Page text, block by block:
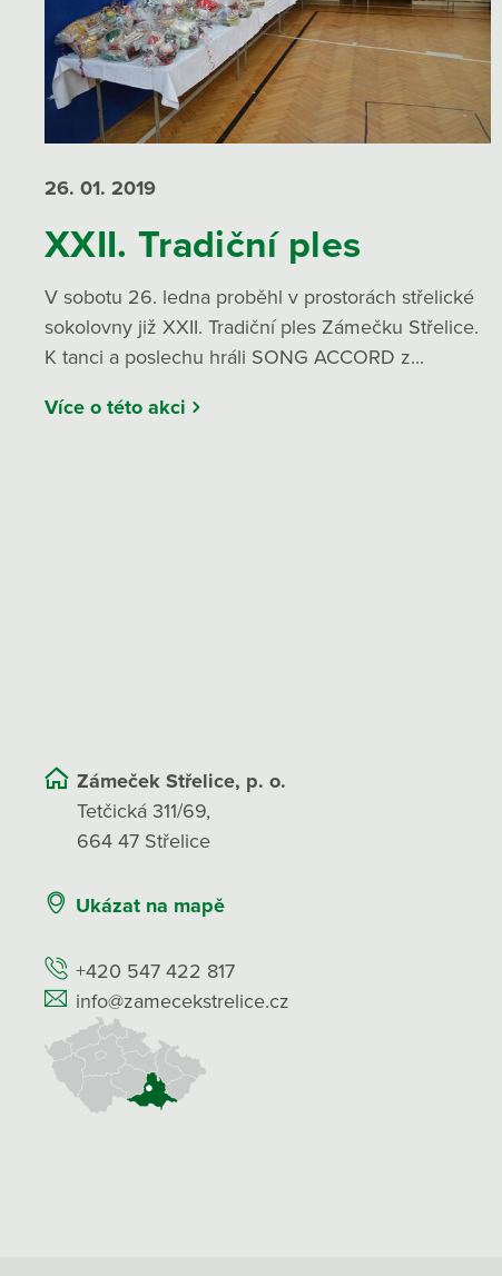
26. 01. 2019
XXII. Tradiční ples
V sobotu 26. ledna proběhl v prostorách střelické
sokolovny již XXII. Tradiční ples Zámečku Střelice.
K tanci a poslechu hráli SONG ACCORD z...
Více o této akci
Zámeček Střelice, p. o.
Tetčická 311/69,
664 47 Střelice
Ukázat na mapě
+420 547 422 817
info@zamecekstrelice.cz